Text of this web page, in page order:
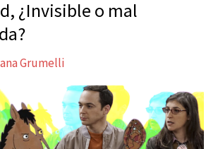
¿Invisible o mal
Grumelli